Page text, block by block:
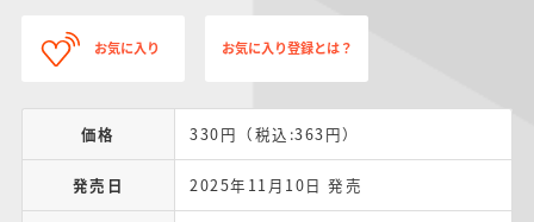
お気に入り お気に入り登録とは？
価格 330円（税込:363円）
発売日 2025年11月10日 発売